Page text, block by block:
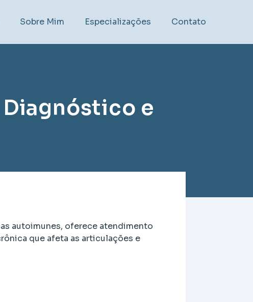
Sobre Mim Especializações Contato
e
autoimunes, oferece atendimento
que afeta as articulações e